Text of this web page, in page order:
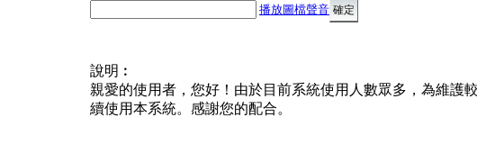
播放圖檔聲音
說明︰
親愛的使用者，您好！由於目前系統使用人數眾多，為維護
續使用本系統。感謝您的配合。